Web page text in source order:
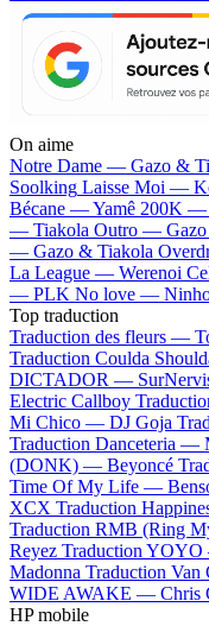
On aime
Notre Dame — Gazo &
Soolking Laisse Moi —
Bécane —Yamê 200K —
— Tiakola Outro —
— Gazo & Tiakola
La League — Werenoi
— PLK No love —
Top traduction
Traduction des fleurs —
Traduction Coulda
DICTADOR —
Electric Callboy
Mi Chico — DJ Goja
Traduction Danceteria —
(DONK) — Beyoncé
Time Of My Life —
XCX Traduction
Traduction RMB (Ring
Reyez Traduction
Madonna Traduction
WIDE AWAKE — Chris
HP mobile